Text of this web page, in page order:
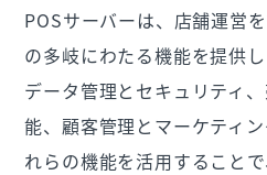
POSサーバーは、店舗運営
の多岐にわたる機能を提供し
データ管理とセキュリティ
能、顧客管理とマーケティ
れらの機能を活用すること